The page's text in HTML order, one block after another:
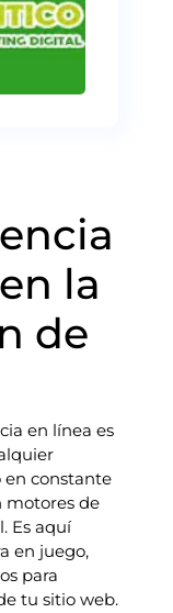
la
de
en línea es
en constante
motores de
Es aquí
en juego,
para
tu sitio web.